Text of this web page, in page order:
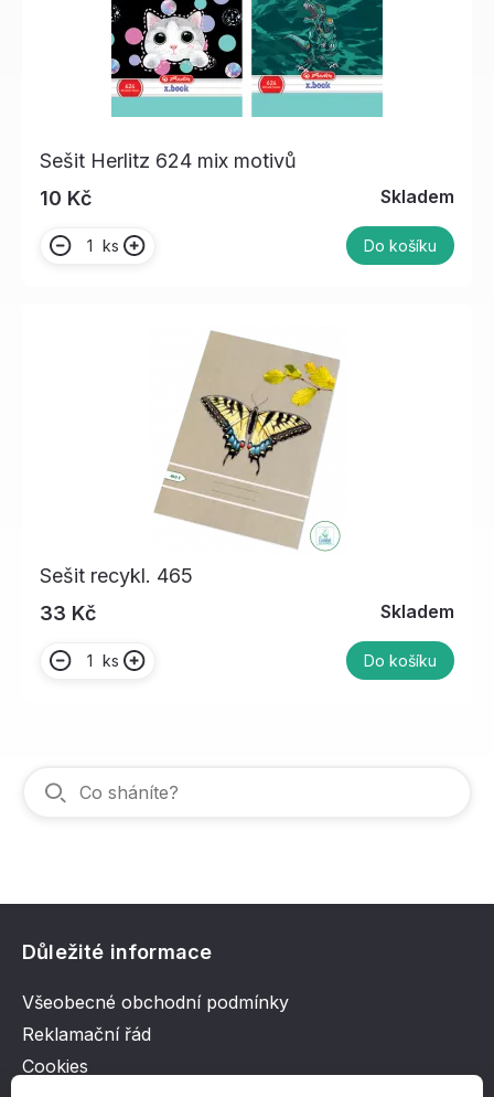
Sešit Herlitz 624 mix motivů
10 Kč
Skladem
ks Do košíku
Sešit recykl. 465
33 Kč
Skladem
ks Do košíku
Důležité informace
Všeobecné obchodní podmínky
Reklamační řád
Cookies